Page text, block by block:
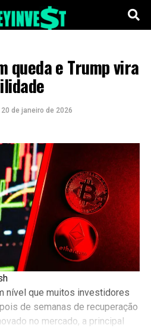
queda e Trump vira
20 de janeiro de 2026
nível que muitos investidores
de semanas de recuperação
no mercado, a principal